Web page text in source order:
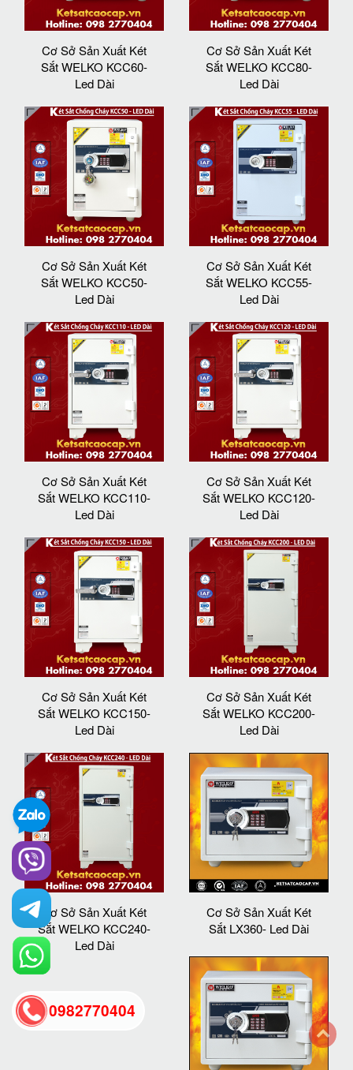
Cơ Sở Sản Xuất Két
Sắt WELKO KCC60-
Led Dài
Cơ Sở Sản Xuất Két
Sắt WELKO KCC80-
Led Dài
Cơ Sở Sản Xuất Két
Sắt WELKO KCC50-
Led Dài
Cơ Sở Sản Xuất Két
Sắt WELKO KCC55-
Led Dài
Cơ Sở Sản Xuất Két
Sắt WELKO KCC110-
Led Dài
Cơ Sở Sản Xuất Két
Sắt WELKO KCC120-
Led Dài
Cơ Sở Sản Xuất Két
Sắt WELKO KCC150-
Led Dài
Cơ Sở Sản Xuất Két
Sắt WELKO KCC200-
Led Dài
Cơ Sở Sản Xuất Két
Sắt WELKO KCC240-
Led Dài
Cơ Sở Sản Xuất Két
Sắt LX360- Led Dài
0982770404
back